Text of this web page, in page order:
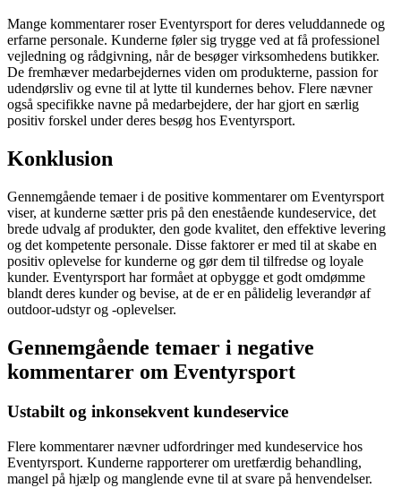
Mange kommentarer roser Eventyrsport for deres veluddannede og
erfarne personale. Kunderne føler sig trygge ved at få professionel
vejledning og rådgivning, når de besøger virksomhedens butikker.
De fremhæver medarbejdernes viden om produkterne, passion for
udendørsliv og evne til at lytte til kundernes behov. Flere nævner
også specifikke navne på medarbejdere, der har gjort en særlig
positiv forskel under deres besøg hos Eventyrsport.
Konklusion
Gennemgående temaer i de positive kommentarer om Eventyrsport
viser, at kunderne sætter pris på den enestående kundeservice, det
brede udvalg af produkter, den gode kvalitet, den effektive levering
og det kompetente personale. Disse faktorer er med til at skabe en
positiv oplevelse for kunderne og gør dem til tilfredse og loyale
kunder. Eventyrsport har formået at opbygge et godt omdømme
blandt deres kunder og bevise, at de er en pålidelig leverandør af
outdoor-udstyr og -oplevelser.
Gennemgående temaer i negative
kommentarer om Eventyrsport
Ustabilt og inkonsekvent kundeservice
Flere kommentarer nævner udfordringer med kundeservice hos
Eventyrsport. Kunderne rapporterer om uretfærdig behandling,
mangel på hjælp og manglende evne til at svare på henvendelser.